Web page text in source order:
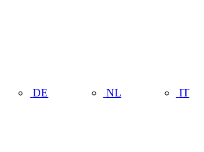
DE NL IT